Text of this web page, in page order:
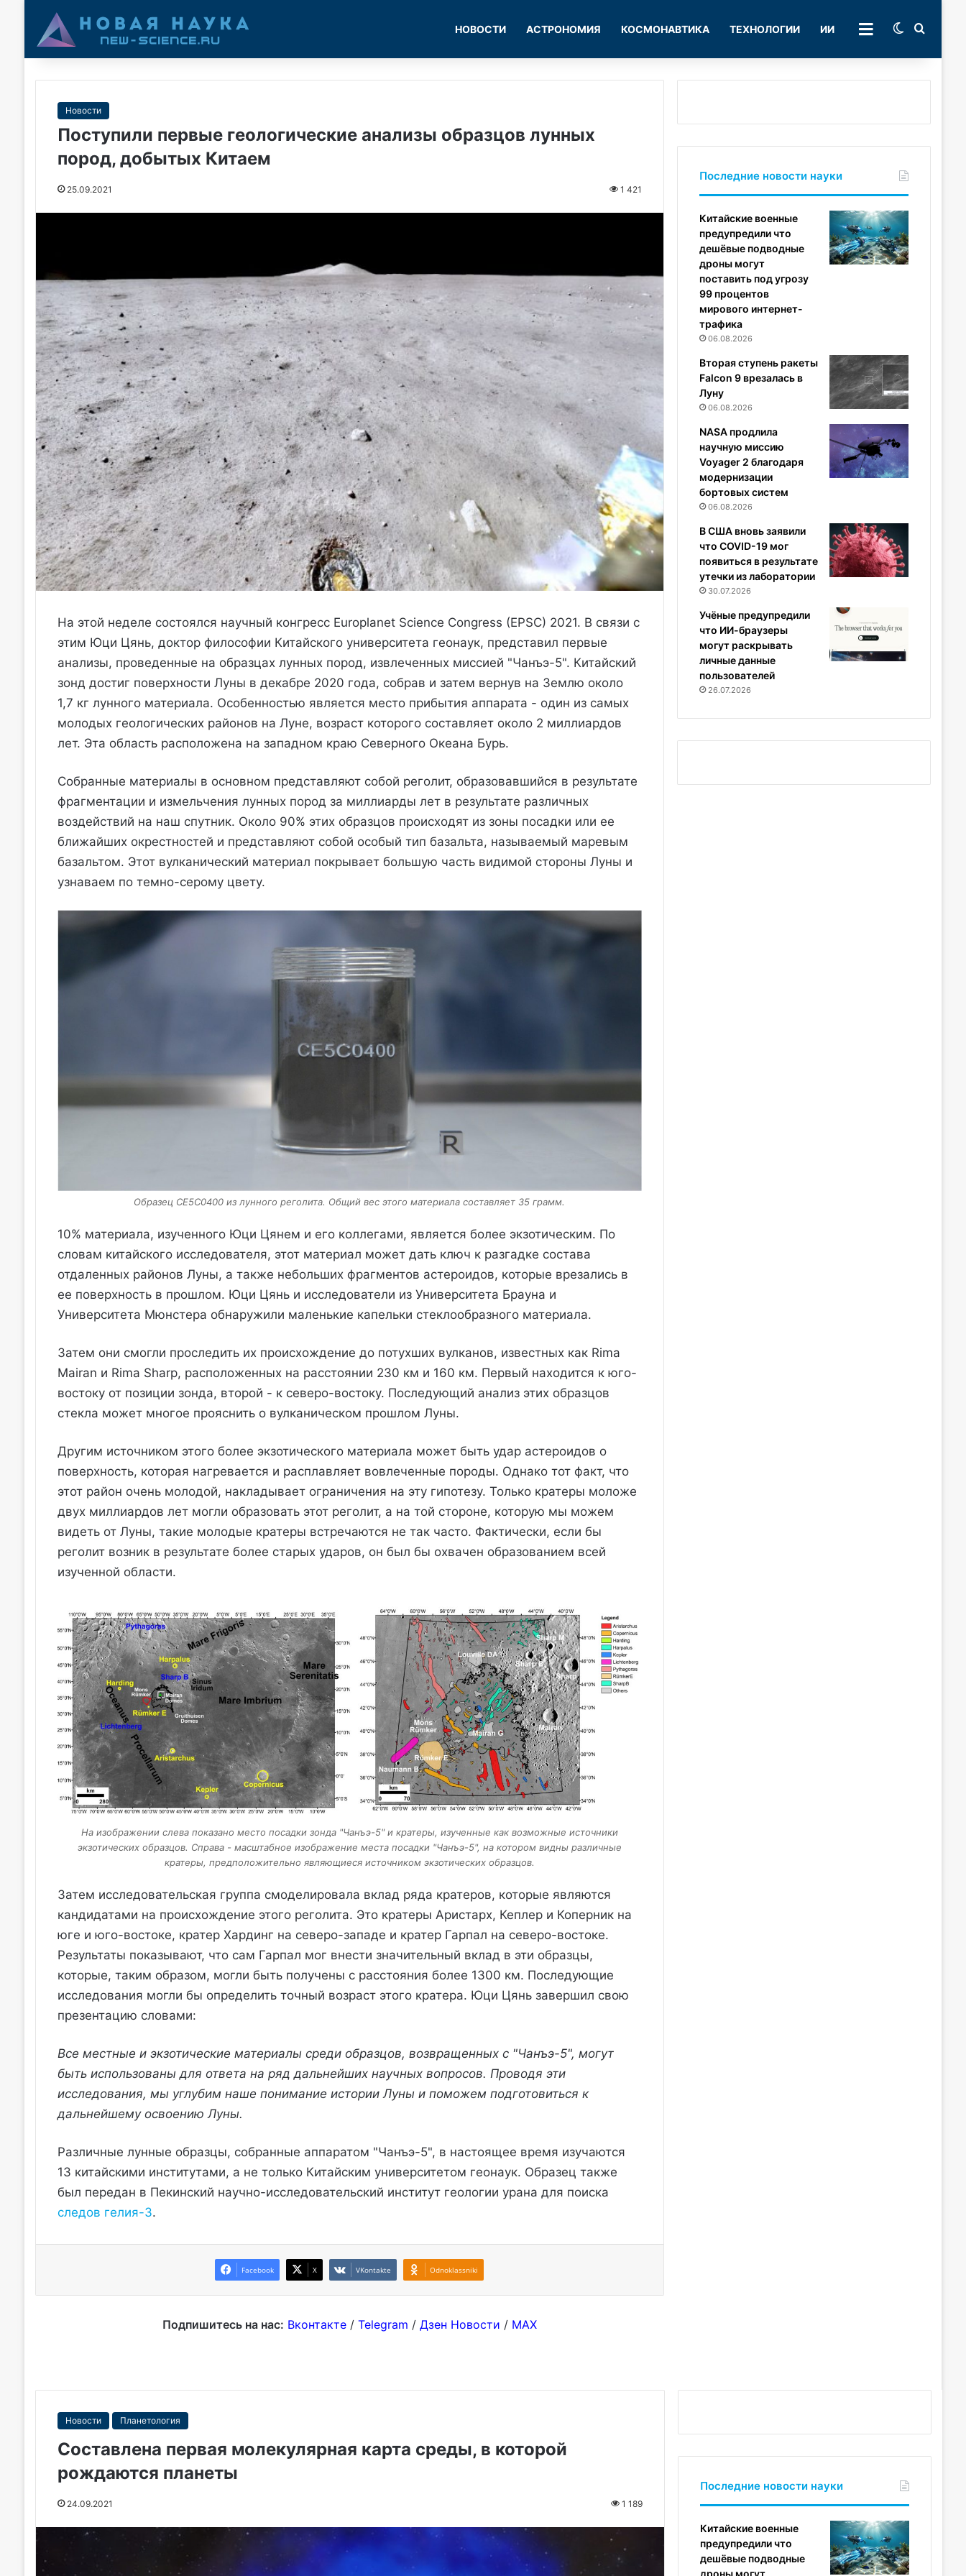
НОВОСТИ АСТРОНОМИЯ КОСМОНАВТИКА ТЕХНОЛОГИИ ИИ РУБРИКИSwitch skin
Новости
Поступили первые геологические анализы образцов лунных
пород, добытых Китаем
25.09.2021 1 421
На этой неделе состоялся научный конгресс Europlanet Science Congress (EPSC) 2021. В связи с
этим Юци Цянь, доктор философии Китайского университета геонаук, представил первые
анализы, проведенные на образцах лунных пород, извлеченных миссией "Чанъэ-5". Китайский
зонд достиг поверхности Луны в декабре 2020 года, собрав и затем вернув на Землю около
1,7 кг лунного материала. Особенностью является место прибытия аппарата - один из самых
молодых геологических районов на Луне, возраст которого составляет около 2 миллиардов
лет. Эта область расположена на западном краю Северного Океана Бурь.
Собранные материалы в основном представляют собой реголит, образовавшийся в результате
фрагментации и измельчения лунных пород за миллиарды лет в результате различных
воздействий на наш спутник. Около 90% этих образцов происходят из зоны посадки или ее
ближайших окрестностей и представляют собой особый тип базальта, называемый маревым
базальтом. Этот вулканический материал покрывает большую часть видимой стороны Луны и
узнаваем по темно-серому цвету.
Образец CE5C0400 из лунного реголита. Общий вес этого материала составляет 35 грамм.
10% материала, изученного Юци Цянем и его коллегами, является более экзотическим. По
словам китайского исследователя, этот материал может дать ключ к разгадке состава
отдаленных районов Луны, а также небольших фрагментов астероидов, которые врезались в
ее поверхность в прошлом. Юци Цянь и исследователи из Университета Брауна и
Университета Мюнстера обнаружили маленькие капельки стеклообразного материала.
Затем они смогли проследить их происхождение до потухших вулканов, известных как Rima
Mairan и Rima Sharp, расположенных на расстоянии 230 км и 160 км. Первый находится к юго-
востоку от позиции зонда, второй - к северо-востоку. Последующий анализ этих образцов
стекла может многое прояснить о вулканическом прошлом Луны.
Другим источником этого более экзотического материала может быть удар астероидов о
поверхность, которая нагревается и расплавляет вовлеченные породы. Однако тот факт, что
этот район очень молодой, накладывает ограничения на эту гипотезу. Только кратеры моложе
двух миллиардов лет могли образовать этот реголит, а на той стороне, которую мы можем
видеть от Луны, такие молодые кратеры встречаются не так часто. Фактически, если бы
реголит возник в результате более старых ударов, он был бы охвачен образованием всей
изученной области.
На изображении слева показано место посадки зонда "Чанъэ-5" и кратеры, изученные как возможные источники
экзотических образцов. Справа - масштабное изображение места посадки "Чанъэ-5", на котором видны различные
кратеры, предположительно являющиеся источником экзотических образцов.
Затем исследовательская группа смоделировала вклад ряда кратеров, которые являются
кандидатами на происхождение этого реголита. Это кратеры Аристарх, Кеплер и Коперник на
юге и юго-востоке, кратер Хардинг на северо-западе и кратер Гарпал на северо-востоке.
Результаты показывают, что сам Гарпал мог внести значительный вклад в эти образцы,
которые, таким образом, могли быть получены с расстояния более 1300 км. Последующие
исследования могли бы определить точный возраст этого кратера. Юци Цянь завершил свою
презентацию словами:
Все местные и экзотические материалы среди образцов, возвращенных с "Чанъэ-5", могут
быть использованы для ответа на ряд дальнейших научных вопросов. Проводя эти
исследования, мы углубим наше понимание истории Луны и поможем подготовиться к
дальнейшему освоению Луны.
Различные лунные образцы, собранные аппаратом "Чанъэ-5", в настоящее время изучаются
13 китайскими институтами, а не только Китайским университетом геонаук. Образец также
был передан в Пекинский научно-исследовательский институт геологии урана для поиска
следов гелия-3.
Facebook X VKontakte Odnoklassniki
Подпишитесь на нас: Вконтакте/ Telegram / Дзен Новости / MAX
Последние новости науки
Китайские военные
предупредили что
дешёвые подводные
дроны могут
поставить под угрозу
99 процентов
мирового интернет-
трафика
06.08.2026
Вторая ступень ракеты
Falcon 9 врезалась в
Луну
06.08.2026
NASA продлила
научную миссию
Voyager 2 благодаря
модернизации
бортовых систем
06.08.2026
В США вновь заявили
что COVID-19 мог
появиться в результате
утечки из лаборатории
30.07.2026
Учёные предупредили
что ИИ-браузеры
могут раскрывать
личные данные
пользователей
26.07.2026